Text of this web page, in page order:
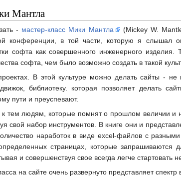
Мантла
- мастер-класс Мики Мантла
(Mickey W.
конференции, в той части, которую я слышал
софта как совершенного инженерного
софта, чем было возможно создать в такой
В этой культуре можно делать сайты -
библиотеку. которая позволяет делать
пути и преуспевают.
тем людям, которые помнят о прошлом величии и
свой набор инструментов. В книге они и
наработок в виде excel-файлов с
страницах, которые
и совершенствуя свое всегда легче стартовать
на сайте очень развернуто представляет